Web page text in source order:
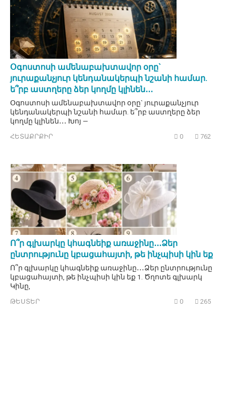
Օգոստոսի ամենաբախտավոր օրը`
յուրաքանչյուր կենդանակերպի նշանի համար.
ե՞րբ աստղերը ձեր կողմը կլինեն․․․
Օգոստոսի ամենաբախտավոր օրը` յուրաքանչյուր
կենդանակերպի նշանի համար. ե՞րբ աստղերը ձեր
կողմը կլինեն․․․ Խոյ —
ՀԵՏԱՔՐՔԻՐ 0 762
Ո՞ր գլխարկը կհագնեիք առաջինը․․․Ձեր
ընտրությունը կբացահայտի, թե ինչպիսի կին եք
Ո՞ր գլխարկը կհագնեիք առաջինը․․․Ձեր ընտրությունը
կբացահայտի, թե ինչպիսի կին եք 1. Ծղոտե գլխարկ
Կինը,
ԹԵՍՏԵՐ 0 265